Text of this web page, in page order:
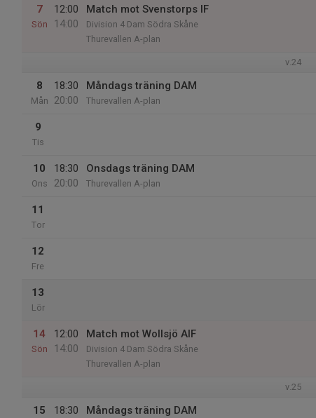
7
Sön
12:00
14:00
Match mot Svenstorps IF
Division 4 Dam Södra Skåne
Thurevallen A-plan
v.24
8
Mån
18:30
20:00
Måndags träning DAM
Thurevallen A-plan
9
Tis
10
Ons
18:30
20:00
Onsdags träning DAM
Thurevallen A-plan
11
Tor
12
Fre
13
Lör
14
Sön
12:00
14:00
Match mot Wollsjö AIF
Division 4 Dam Södra Skåne
Thurevallen A-plan
v.25
15
18:30
Måndags träning DAM